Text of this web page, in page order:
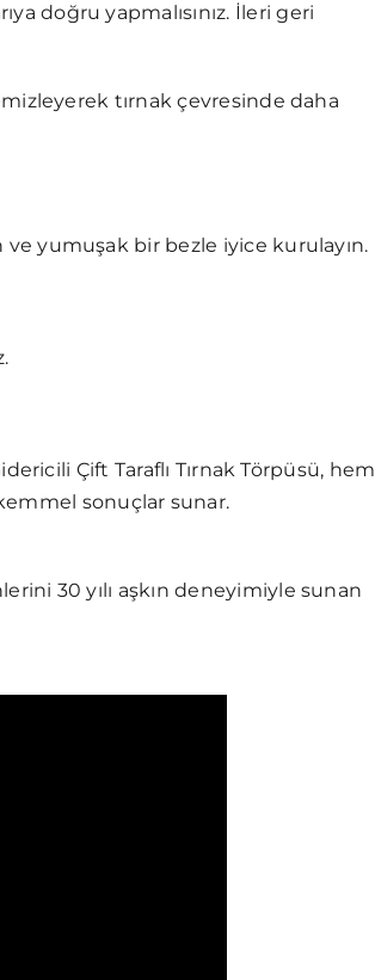
doğru yapmalısınız. İleri geri
tırnak çevresinde daha
ve yumuşak bir bezle iyice kurulayın.
Çift Taraflı Tırnak Törpüsü, hem
sonuçlar sunar.
30 yılı aşkın deneyimiyle sunan